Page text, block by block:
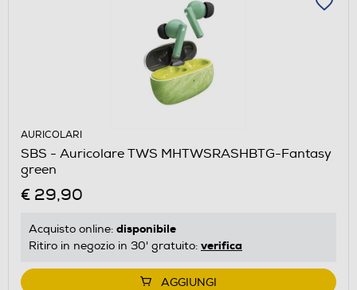
AURICOLARI
SBS - Auricolare TWS MHTWSRASHBTG-Fantasy
green
€ 29,90
Acquisto online: disponibile
Ritiro in negozio in 30' gratuito: verifica
AGGIUNGI